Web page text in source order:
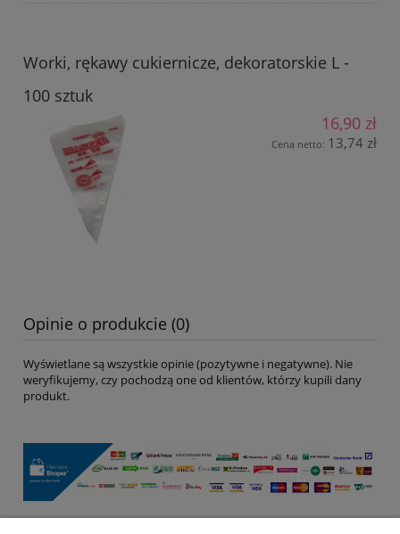
Worki, rękawy cukiernicze, dekoratorskie L -
100 sztuk
16,90 zł
Cena netto: 13,74 zł
Opinie o produkcie (0)
Wyświetlane są wszystkie opinie (pozytywne i negatywne). Nie
weryfikujemy, czy pochodzą one od klientów, którzy kupili dany
produkt.